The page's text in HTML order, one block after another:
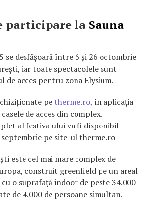
participare la Sauna
se desfășoară între 6 și 26 octombrie
iar toate spectacolele sunt
de acces pentru zona Elysium.
pe therme.ro, în aplicația
de acces din complex.
al festivalului va fi disponibil
pe site-ul therme.ro
este cel mai mare complex de
construit greenfield pe un areal
o suprafață indoor de peste 34.000
de 4.000 de persoane simultan.